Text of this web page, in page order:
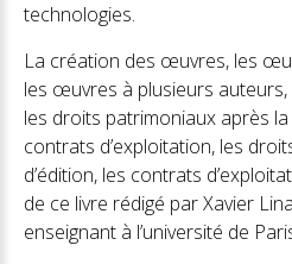
technologies.
La création des œuvres, les
les œuvres à plusieurs
les droits patrimoniaux après la
contrats d’exploitation, les
d’édition, les contrats
de ce livre rédigé par Xavier
enseignant à l’université de